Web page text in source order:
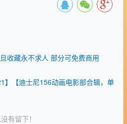
收藏永不求人 部分可免费商用
】【迪士尼156动画电影部合辑，单
有留下！